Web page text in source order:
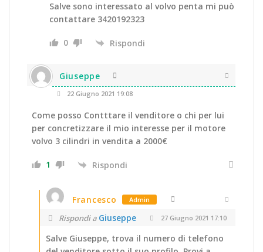
Salve sono interessato al volvo penta mi può
contattare 3420192323
0 Rispondi
Giuseppe
22 Giugno 2021 19:08
Come posso Contttare il venditore o chi per lui
per concretizzare il mio interesse per il motore
volvo 3 cilindri in vendita a 2000€
1 Rispondi
Francesco Admin
Rispondi a Giuseppe 27 Giugno 2021 17:10
Salve Giuseppe, trova il numero di telefono